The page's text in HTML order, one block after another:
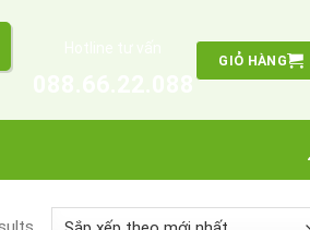
GIỎ HÀNG